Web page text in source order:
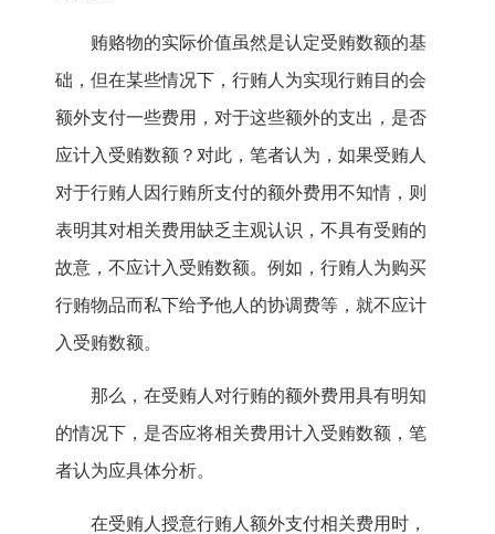
贿赂物的实际价值虽然是认定受贿数额的基
础，但在某些情况下，行贿人为实现行贿目的会
额外支付一些费用，对于这些额外的支出，是否
应计入受贿数额？对此，笔者认为，如果受贿人
对于行贿人因行贿所支付的额外费用不知情，则
表明其对相关费用缺乏主观认识，不具有受贿的
故意，不应计入受贿数额。例如，行贿人为购买
行贿物品而私下给予他人的协调费等，就不应计
入受贿数额。
那么，在受贿人对行贿的额外费用具有明知
的情况下，是否应将相关费用计入受贿数额，笔
者认为应具体分析。
在受贿人授意行贿人额外支付相关费用时，